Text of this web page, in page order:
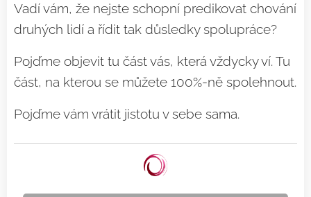
Vadí vám, že nejste schopní predikovat chování
druhých lidí a řídit tak důsledky spolupráce?
Pojďme objevit tu část vás, která vždycky ví. Tu
část, na kterou se můžete 100%-ně spolehnout.
Pojďme vám vrátit jistotu v sebe sama.